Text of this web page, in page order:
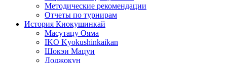
Методические рекомендации
Отчеты по турнирам
История Киокушинкай
Масутацу Ояма
IKO Kyokushinkaikan
Шокэи Мацуи
Доджокун